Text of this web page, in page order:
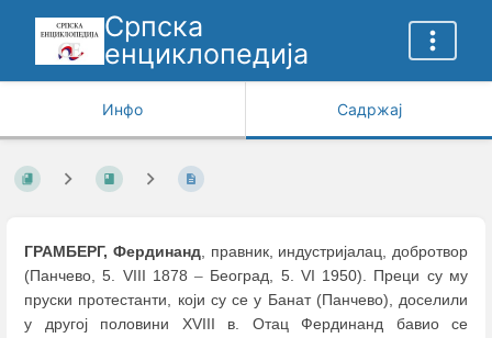
Српска
енциклопедија
Инфо Садржај
ГРАМБЕРГ, Фердинанд, правник, индустријалац, добротвор
(Панчево, 5. VIII 1878– Београд, 5. VI 1950). Преци су му
пруски протестанти, који су се у Банат (Панчево), доселили
у другој половини XVIII в. Отац Фердинанд бавио се